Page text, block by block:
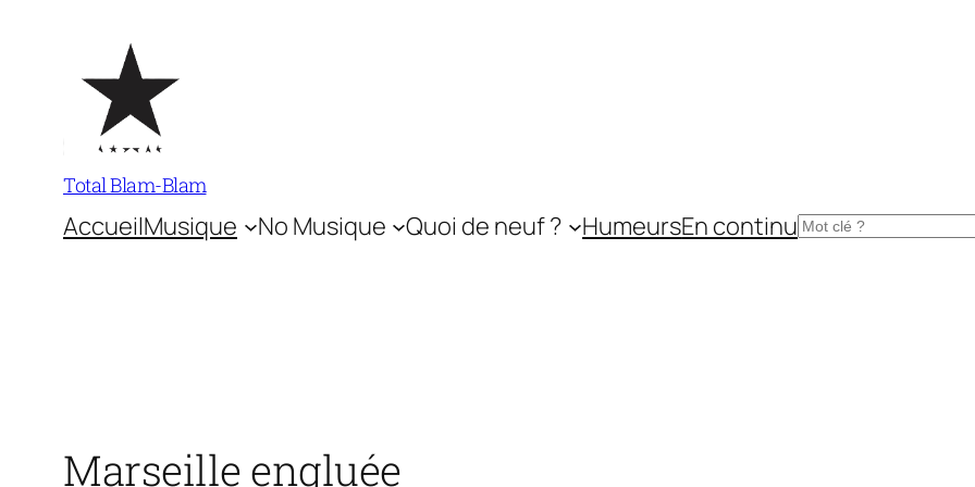
contenu
Total Blam-Blam
AccueilMusique No Musique Quoi de neuf ? HumeursEn continuRechercher
Marseille engluée